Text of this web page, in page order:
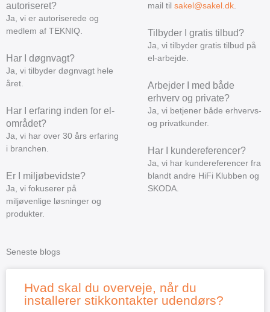
autoriseret?
Ja, vi er autoriserede og
medlem af TEKNIQ.
Har I døgnvagt?
Ja, vi tilbyder døgnvagt hele
året.
Har I erfaring inden for el-
området?
Ja, vi har over 30 års erfaring
i branchen.
Er I miljøbevidste?
Ja, vi fokuserer på
miljøvenlige løsninger og
produkter.
mail tilsakel@sakel.dk.
Tilbyder I gratis tilbud?
Ja, vi tilbyder gratis tilbud på
el-arbejde.
Arbejder I med både
erhverv og private?
Ja, vi betjener både erhvervs-
og privatkunder.
Har I kundereferencer?
Ja, vi har kundereferencer fra
blandt andre HiFi Klubben og
SKODA.
Seneste blogs
Hvad skal du overveje, når du
installerer stikkontakter udendørs?